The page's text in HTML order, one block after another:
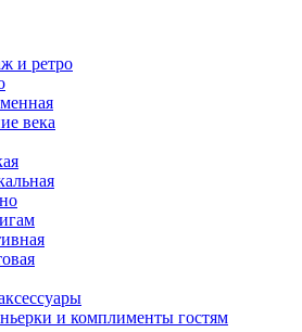
и ретро
века
и комплименты гостям